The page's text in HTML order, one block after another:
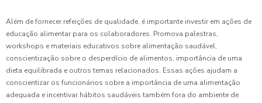
Além de fornecer refeições de qualidade, é importante investir em ações de
educação alimentar para os colaboradores. Promova palestras,
workshops e materiais educativos sobre alimentação saudável,
conscientização sobre o desperdício de alimentos, importância de uma
dieta equilibrada e outros temas relacionados. Essas ações ajudam a
conscientizar os funcionários sobre a importância de uma alimentação
adequada e incentivar hábitos saudáveis também fora do ambiente de